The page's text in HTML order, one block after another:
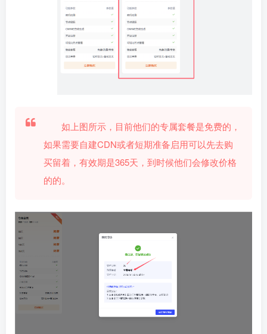
如上图所示，目前他们的专属套餐是免费的，
如果需要自建CDN或者短期准备启用可以先去购
买留着，有效期是365天，到时候他们会修改价格
的的。